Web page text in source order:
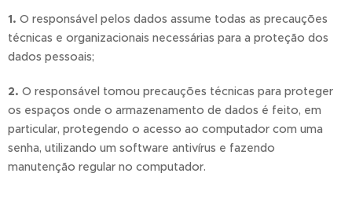
1. O responsável pelos dados assume todas as precauções
técnicas e organizacionais necessárias para a proteção dos
dados pessoais;
2. O responsável tomou precauções técnicas para proteger
os espaços onde o armazenamento de dados é feito, em
particular, protegendo o acesso ao computador com uma
senha, utilizando um software antivírus e fazendo
manutenção regular no computador.